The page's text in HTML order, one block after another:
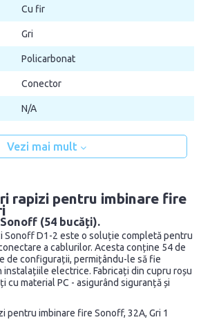
Cu fir
Gri
Policarbonat
Conector
N/A
Vezi mai mult
rapizi pentru imbinare fire
(54 bucăți).
Sonoff D1-2 este o soluție completă pentru
a cablurilor. Acesta conține 54 de
de configurații, permițându-le să fie
instalațiile electrice. Fabricați din cupru roșu
cu material PC - asigurând siguranță și